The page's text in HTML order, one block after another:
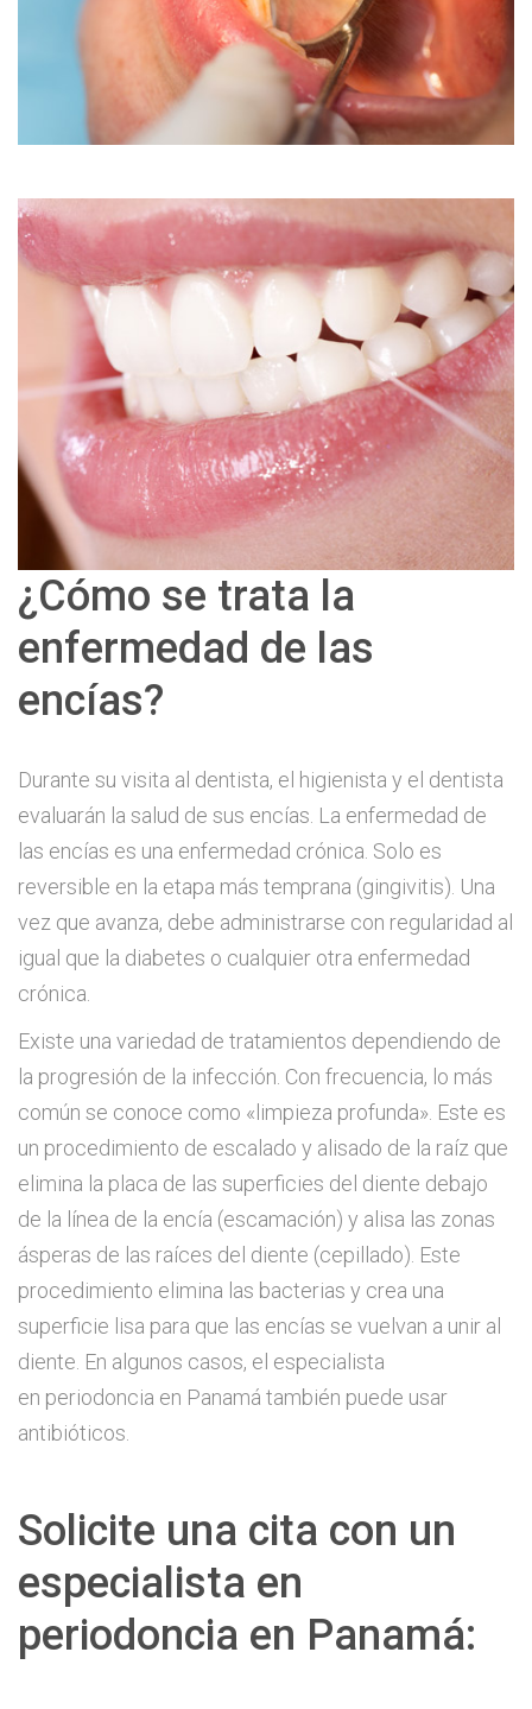
¿Cómo se trata la
enfermedad de las
encías?
Durante su visita al dentista, el higienista y el dentista
evaluarán la salud de sus encías. La enfermedad de
las encías es una enfermedad crónica. Solo es
reversible en la etapa más temprana (gingivitis). Una
vez que avanza, debe administrarse con regularidad al
igual que la diabetes o cualquier otra enfermedad
crónica.
Existe una variedad de tratamientos dependiendo de
la progresión de la infección. Con frecuencia, lo más
común se conoce como «limpieza profunda». Este es
un procedimiento de escalado y alisado de la raíz que
elimina la placa de las superficies del diente debajo
de la línea de la encía (escamación) y alisa las zonas
ásperas de las raíces del diente (cepillado). Este
procedimiento elimina las bacterias y crea una
superficie lisa para que las encías se vuelvan a unir al
diente. En algunos casos, el especialista
en periodoncia en Panamá también puede usar
antibióticos.
Solicite una cita con un
especialista en
periodoncia en Panamá: